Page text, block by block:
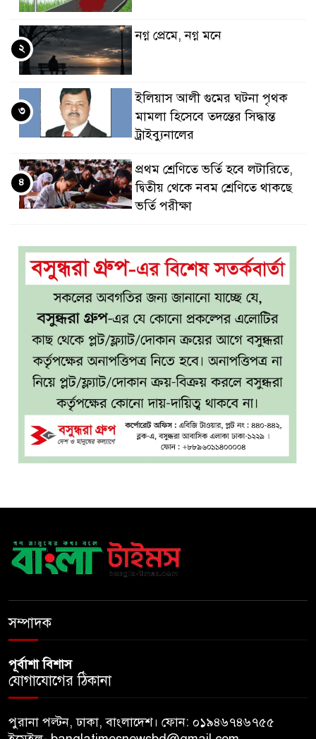
নগ্ন প্রেমে, নগ্ন মনে
২
ইলিয়াস আলী গুমের ঘটনা পৃথক
মামলা হিসেবে তদন্তের সিদ্ধান্ত
ট্রাইব্যুনালের
৩
প্রথম শ্রেণিতে ভর্তি হবে লটারিতে,
দ্বিতীয় থেকে নবম শ্রেণিতে থাকছে
ভর্তি পরীক্ষা
৪
নতুন মজুরি বোর্ড গঠনের দাবি চা
শ্রমিক ইউনিয়নের
টাঙ্গাইল জেলা পরিষদের উদ্যোগে
২৩ লাখ টাকার আর্থিক অনুদানের
চেক বিতরণ
ধলেশ্বরী থেকে অবৈধ বালু উত্তোলন,
হুমকিতে শামসুল হক সেতু
বঙ্গভবনের নতুন বাসিন্দা কি মির্জা
ফখরুল? বিএনপিতে জোর
পদক্ষেপের নির্দেশ প্রধানমন্ত্রীর
৯
বাংলাদেশে এলো থাইল্যান্ডের শীর্ষ
সম্পাদক
পূর্বাশা বিশাস
যোগাযোগের ঠিকানা
পুরানা পল্টন, ঢাকা, বাংলাদেশ। ফোন: ০১৯৪৬৭৪৬৭৫৫